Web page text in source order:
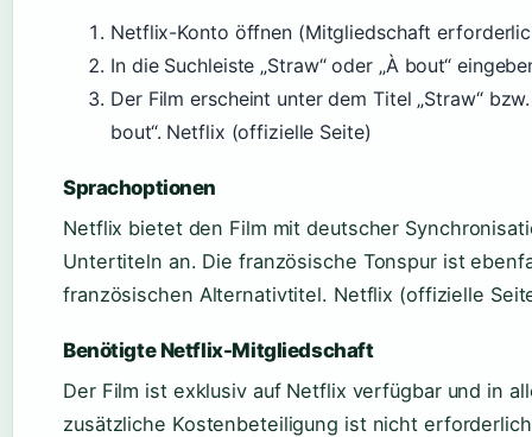
Netflix-Konto öffnen (Mitgliedschaft
In die Suchleiste „Straw“ oder „À bout“
Der Film erscheint unter dem Titel „Straw“
bout“. Netflix (offizielle Seite)
Sprachoptionen
Netflix bietet den Film mit deutscher
Untertiteln an. Die französische Tonspur ist
französischen Alternativtitel. Netflix (offizielle
Benötigte Netflix-Mitgliedschaft
Der Film ist exklusiv auf Netflix verfügbar und in
zusätzliche Kostenbeteiligung ist nicht